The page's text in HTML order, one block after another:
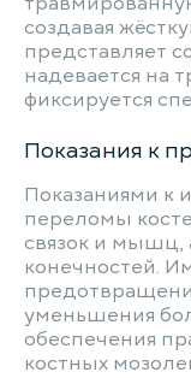
создавая
представляет
надевается на
фиксируется
Показания к
Показаниями к
переломы
связок и мышц,
конечностей.
уменьшения
обеспечения
костных